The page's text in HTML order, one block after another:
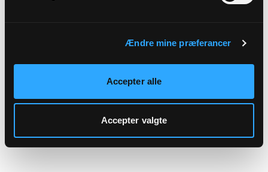
Ændre mine præferancer
Accepter alle
Accepter valgte